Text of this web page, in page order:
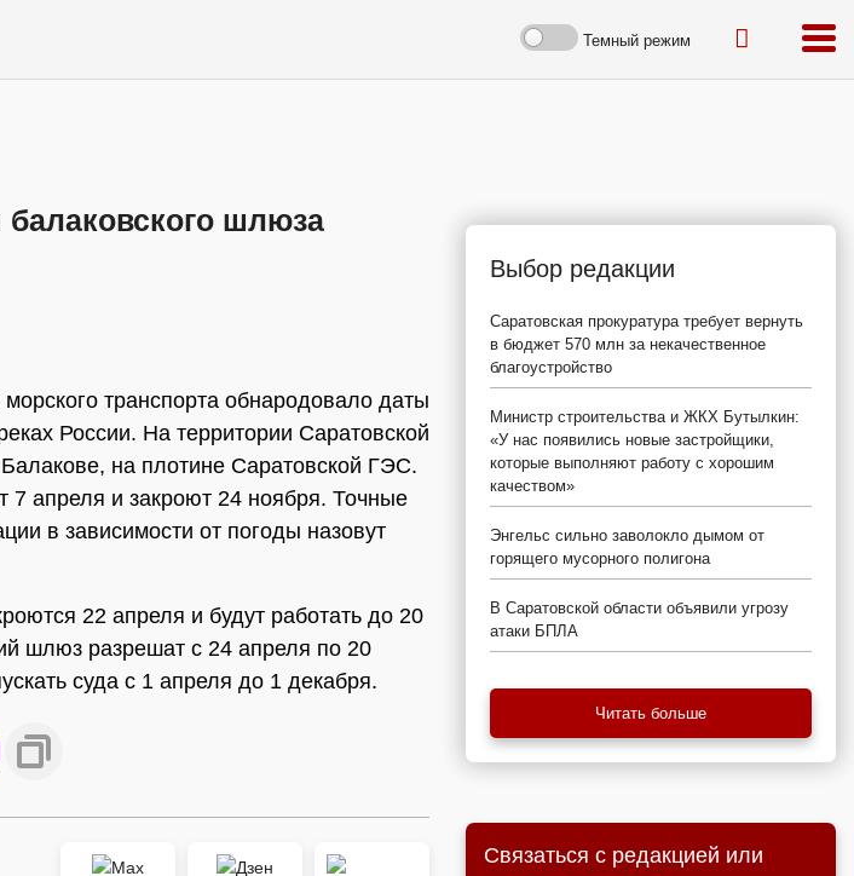
Темный режим
балаковского шлюза
транспорта обнародовало даты
России. На территории Саратовской
на плотине Саратовской ГЭС.
7 апреля и закроют 24 ноября. Точные
в зависимости от погоды назовут
22 апреля и будут работать до 20
шлюз разрешат с 24 апреля по 20
суда с 1 апреля до 1 декабря.
Выбор редакции
Саратовская прокуратура требует вернуть
в бюджет 570 млн за некачественное
благоустройство
Министр строительства и ЖКХ Бутылкин:
«У нас появились новые застройщики,
которые выполняют работу с хорошим
качеством»
Энгельс сильно заволокло дымом от
горящего мусорного полигона
В Саратовской области объявили угрозу
атаки БПЛА
Читать больше
Связаться с редакцией или